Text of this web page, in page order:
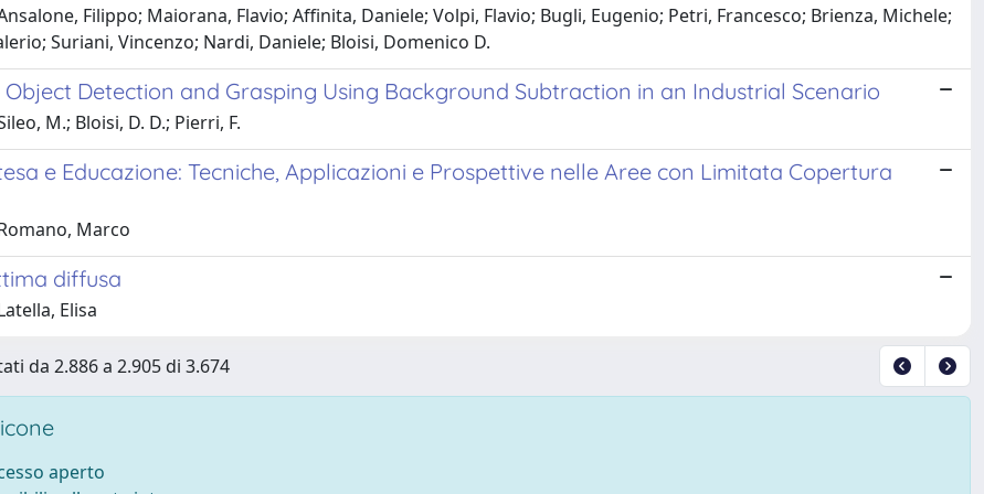
Filippo; Maiorana, Flavio; Affinita, Daniele; Volpi, Flavio; Bugli, Eugenio; Petri, Francesco; Brienza, Michele;
Suriani, Vincenzo; Nardi, Daniele; Bloisi, Domenico D.
Detection and Grasping Using Background Subtraction in an Industrial Scenario
M.; Bloisi, D. D.; Pierri, F.
e Educazione: Tecniche, Applicazioni e Prospettive nelle Aree con Limitata Copertura
Marco
diffusa
Elisa
da 2.886 a 2.905 di 3.674
aperto